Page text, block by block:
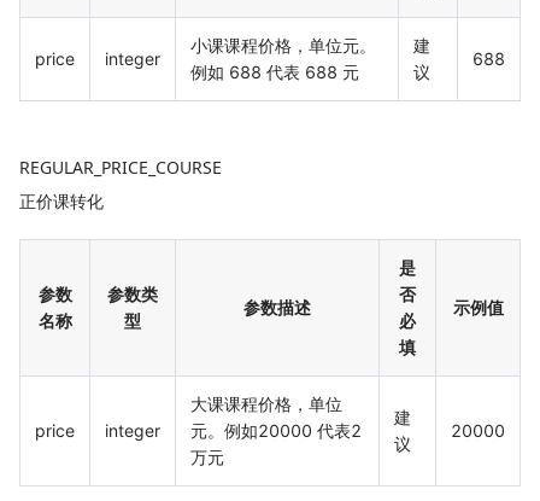
price integer
小课课程价格，单位元。
例如 688 代表 688 元
建
议
688
REGULAR_PRICE_COURSE
正价课转化
参数
名称
参数类
型
参数描述
是
否
必
填
示例值
price integer
大课课程价格，单位
元。例如20000 代表2
万元
建
议
20000